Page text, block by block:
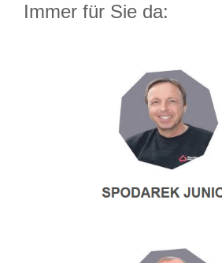
Immer für Sie da: